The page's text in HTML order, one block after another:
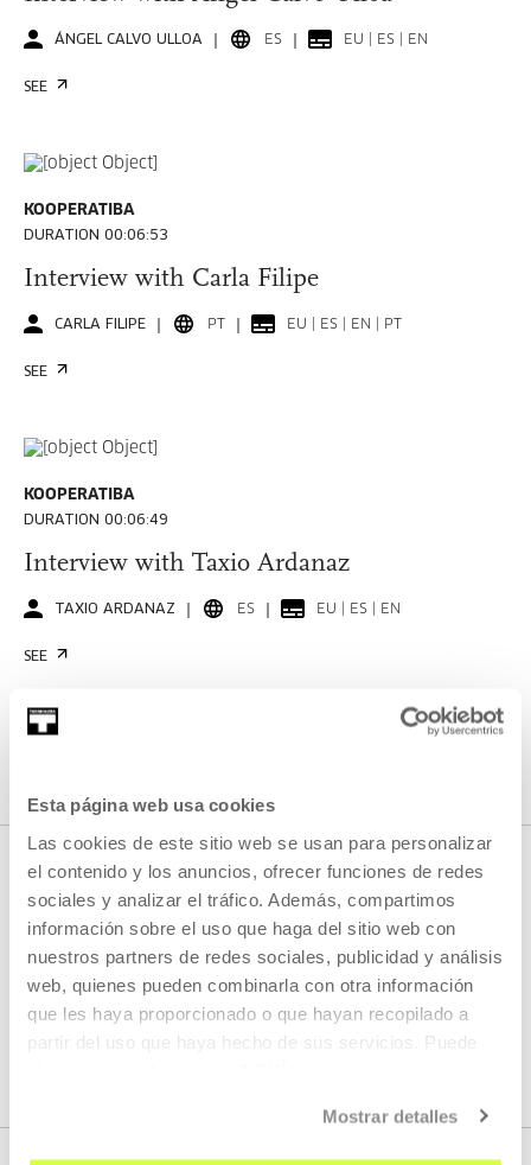
Esta página web usa cookies
Las cookies de este sitio web se usan para personalizar
el contenido y los anuncios, ofrecer funciones de redes
sociales y analizar el tráfico. Además, compartimos
información sobre el uso que haga del sitio web con
nuestros partners de redes sociales, publicidad y análisis
web, quienes pueden combinarla con otra información
que les haya proporcionado o que hayan recopilado a
partir del uso que haya hecho de sus servicios. Puede
Mostrar detalles
ÁNGEL CALVO ULLOA ES EU | ES | EN
SEE
KOOPERATIBA
DURATION 00:06:53
Interview with Carla Filipe
CARLA FILIPE PT EU | ES | EN | PT
SEE
KOOPERATIBA
DURATION 00:06:49
Interview with Taxio Ardanaz
TAXIO ARDANAZ ES EU | ES | EN
SEE
NEXT LIVE STREAMS
We do not have any new streams scheduled